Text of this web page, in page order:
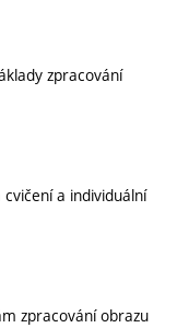
zpracování
a individuální
zpracování obrazu